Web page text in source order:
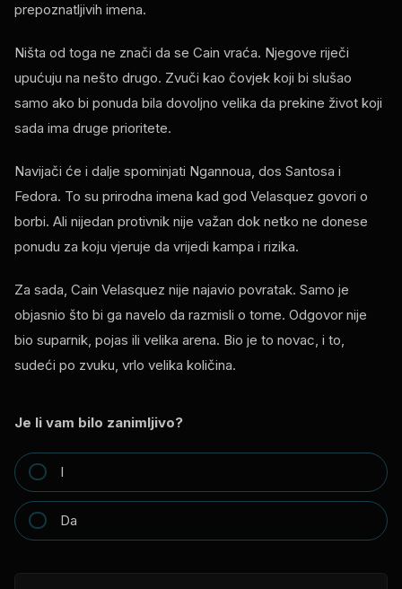
prepoznatljivih imena.
Ništa od toga ne znači da se Cain vraća. Njegove riječi
upućuju na nešto drugo. Zvuči kao čovjek koji bi slušao
samo ako bi ponuda bila dovoljno velika da prekine život koji
sada ima druge prioritete.
Navijači će i dalje spominjati Ngannoua, dos Santosa i
Fedora. To su prirodna imena kad god Velasquez govori o
borbi. Ali nijedan protivnik nije važan dok netko ne donese
ponudu za koju vjeruje da vrijedi kampa i rizika.
Za sada, Cain Velasquez nije najavio povratak. Samo je
objasnio što bi ga navelo da razmisli o tome. Odgovor nije
bio suparnik, pojas ili velika arena. Bio je to novac, i to,
sudeći po zvuku, vrlo velika količina.
Je li vam bilo zanimljivo?
I
Da